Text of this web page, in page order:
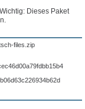
Dieses Paket
files.zip